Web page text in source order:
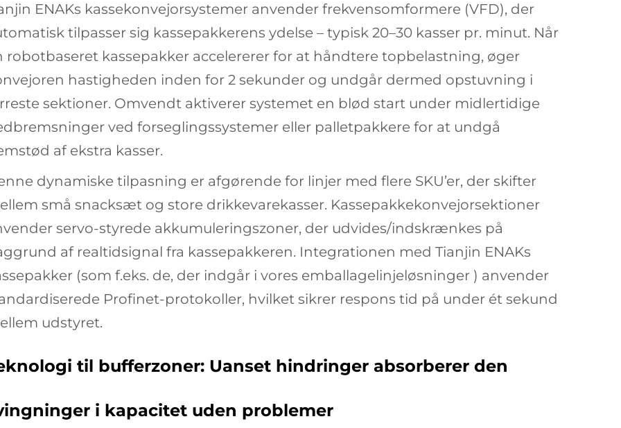
ENAKs kassekonvejorsystemer anvender frekvensomformere (VFD), der
tilpasser sig kassepakkerens ydelse – typisk 20–30 kasser pr. minut. Når
robotbaseret kassepakker accelererer for at håndtere topbelastning, øger
hastigheden inden for 2 sekunder og undgår dermed opstuvning i
sektioner. Omvendt aktiverer systemet en blød start under midlertidige
ved forseglingssystemer eller palletpakkere for at undgå
af ekstra kasser.
dynamiske tilpasning er afgørende for linjer med flere SKU’er, der skifter
små snacksæt og store drikkevarekasser. Kassepakkekonvejorsektioner
servo-styrede akkumuleringszoner, der udvides/indskrænkes på
af realtidsignal fra kassepakkeren. Integrationen med Tianjin ENAKs
(som f.eks. de, der indgår i vores emballagelinjeløsninger ) anvender
Profinet-protokoller, hvilket sikrer respons tid på under ét sekund
udstyret.
til bufferzoner: Uanset hindringer absorberer den
i kapacitet uden problemer